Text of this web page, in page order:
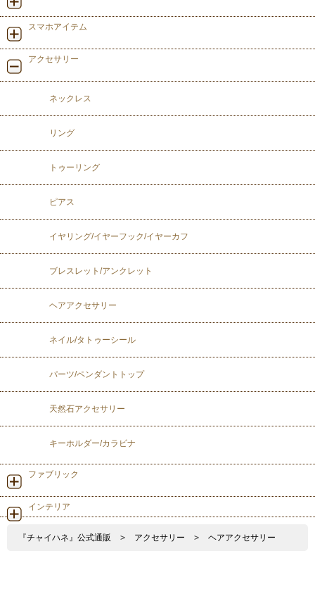
スマホアイテム
アクセサリー
ネックレス
リング
トゥーリング
ピアス
イヤリング/イヤーフック/イヤーカフ
ブレスレット/アンクレット
ヘアアクセサリー
ネイル/タトゥーシール
パーツ/ペンダントトップ
天然石アクセサリー
キーホルダー/カラビナ
ファブリック
インテリア
『チャイハネ』公式通販 > アクセサリー > ヘアアクセサリー